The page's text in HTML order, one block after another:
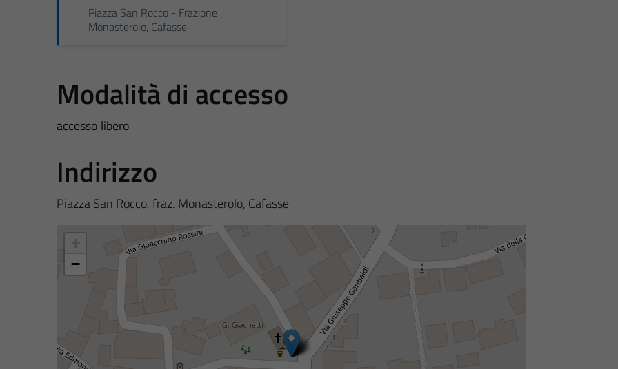
Piazza San Rocco - Frazione
Monasterolo, Cafasse
Modalità di accesso
accesso libero
Indirizzo
Piazza San Rocco, fraz. Monasterolo, Cafasse
−